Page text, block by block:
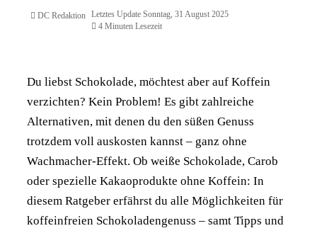
DC Redaktion Letztes Update Sonntag, 31 August 2025
4 Minuten Lesezeit
Du liebst Schokolade, möchtest aber auf Koffein
verzichten? Kein Problem! Es gibt zahlreiche
Alternativen, mit denen du den süßen Genuss
trotzdem voll auskosten kannst – ganz ohne
Wachmacher-Effekt. Ob weiße Schokolade, Carob
oder spezielle Kakaoprodukte ohne Koffein: In
diesem Ratgeber erfährst du alle Möglichkeiten für
koffeinfreien Schokoladengenuss – samt Tipps und